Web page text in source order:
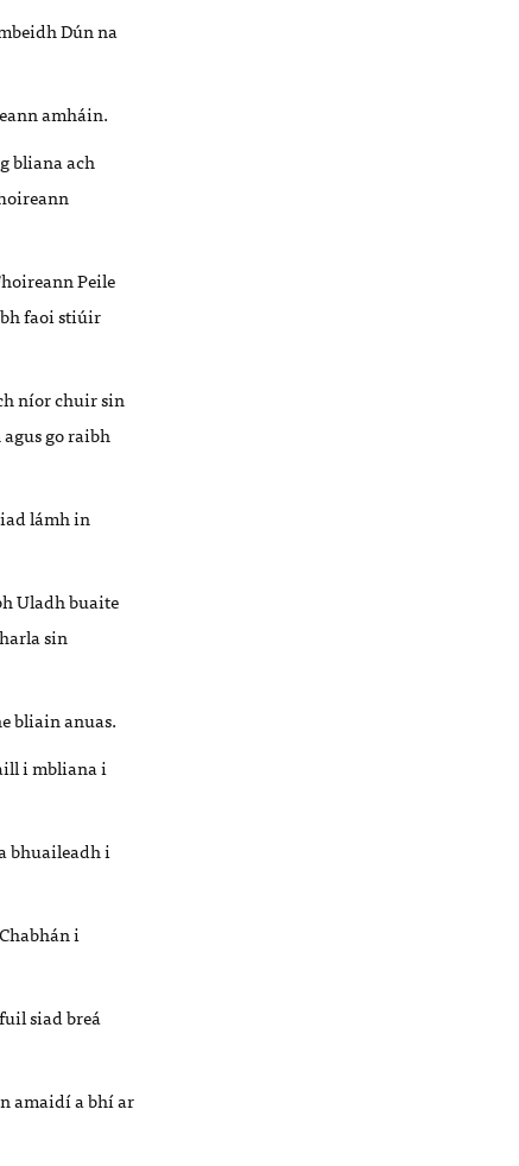
Dún na
amháin.
bliana ach
Peile
faoi stiúir
níor chuir sin
go raibh
lámh in
Uladh buaite
sin
bliain anuas.
i mbliana i
bhuaileadh i
i
siad breá
amaidí a bhí ar